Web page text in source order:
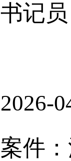
书记
2026-
案件